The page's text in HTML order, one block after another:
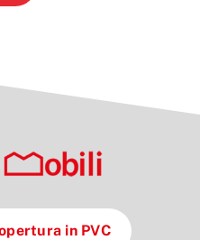
in PVC